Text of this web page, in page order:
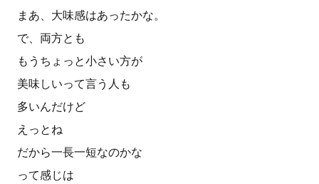
まあ、大味感はあったかな。
で、両方とも
もうちょっと小さい方が
美味しいって言う人も
多いんだけど
えっとね
だから一長一短なのかな
って感じは